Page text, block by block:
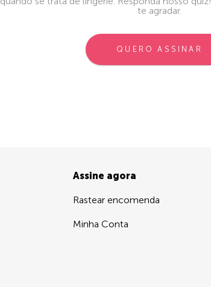
te agradar.
QUERO ASSINAR
Assine agora
Rastear encomenda
Minha Conta